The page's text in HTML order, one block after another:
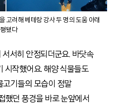
고려해 베테랑 강사 두 명의 도움 아래
됐다
서히 안정되더군요. 바닷속
시작했어요. 해양 식물들도
기들의 모습이 정말
했던 풍경을 바로 눈앞에서